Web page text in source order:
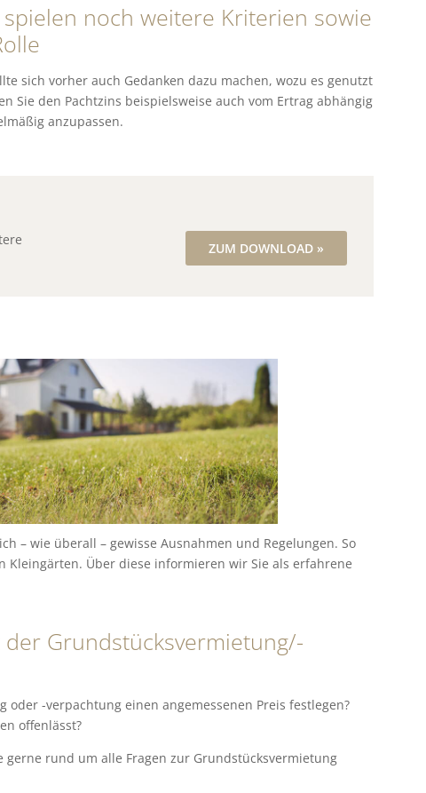
noch weitere Kriterien sowie
sich vorher auch Gedanken dazu machen, wozu es genutzt
den Pachtzins beispielsweise auch vom Ertrag abhängig
anzupassen.
ZUM DOWNLOAD »
– wie überall – gewisse Ausnahmen und Regelungen. So
Über diese informieren wir Sie als erfahrene
Grundstücksvermietung/-
-verpachtung einen angemessenen Preis festlegen?
offenlässt?
rund um alle Fragen zur Grundstücksvermietung